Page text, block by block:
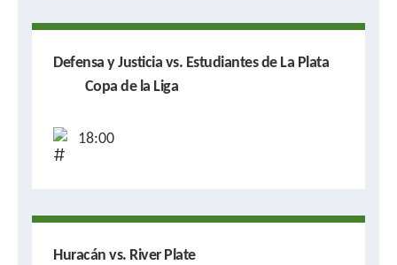
Defensa y Justicia vs. Estudiantes de La Plata
Copa de la Liga
18:00
Huracán vs. River Plate